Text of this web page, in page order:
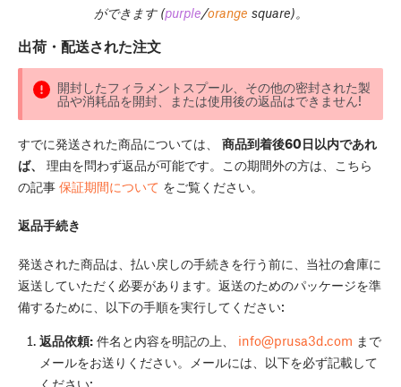
ができます (purple/orange square)。
出荷・配送された注文
開封したフィラメントスプール、その他の密封された製
品や消耗品を開封、または使用後の返品はできません!
すでに発送された商品については、 商品到着後60日以内であれ
ば、
理由を問わず返品が可能です。この期間外の方は、こちら
の記事 保証期間について をご覧ください。
返品手続き
発送された商品は、払い戻しの手続きを行う前に、当社の倉庫に
返送していただく必要があります。返送のためのパッケージを準
備するために、以下の手順を実行してください:
返品依頼:件名と内容を明記の上、 info@prusa3d.com まで
メールをお送りください。メールには、以下を必ず記載して
ください: